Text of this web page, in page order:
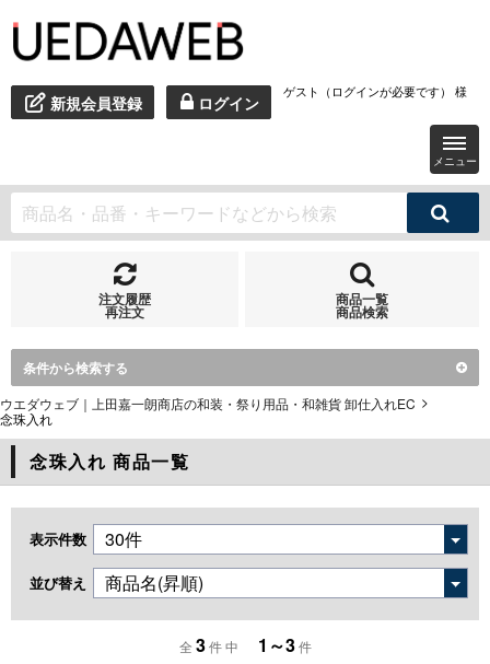
新規会員登録 ログイン
ゲスト（ログインが必要です） 様
メニュー
注文履歴
再注文
商品一覧
商品検索
条件から検索する
ウエダウェブ｜上田嘉一朗商店の和装・祭り用品・和雑貨 卸仕入れEC
念珠入れ
念珠入れ 商品一覧
表示件数
並び替え
全 3 件 中 1～3 件